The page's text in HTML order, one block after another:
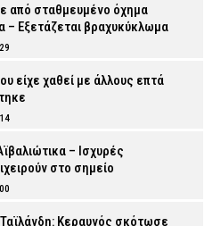
από σταθμευμένο όχημα
– Εξετάζεται βραχυκύκλωμα
είχε χαθεί με άλλους επτά
– Ισχυρές
στο σημείο
Κεραυνός σκότωσε